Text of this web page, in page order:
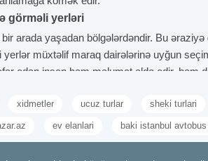
görməli yerləri
arada yaşadan bölgələrdəndir. Bu
müxtəlif maraq dairələrinə uyğun
edən insan həm məlumat əldə edir, həm
tanınmış tarixi abidələrindən biridir və
xidmetler ucuz turlar sheki turlari
ev elanlari baki istanbul avtobus